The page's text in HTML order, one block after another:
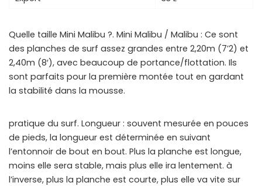
Quelle taille Mini Malibu ?. Mini Malibu / Malibu : Ce sont
des planches de surf assez grandes entre 2,20m (7’2) et
2,40m (8′), avec beaucoup de portance/flottation. Ils
sont parfaits pour la première montée tout en gardant
la stabilité dans la mousse.
pratique du surf. Longueur : souvent mesurée en pouces
de pieds, la longueur est déterminée en suivant
l’entonnoir de bout en bout. Plus la planche est longue,
moins elle sera stable, mais plus elle ira lentement. à
l’inverse, plus la planche est courte, plus elle va vite sur